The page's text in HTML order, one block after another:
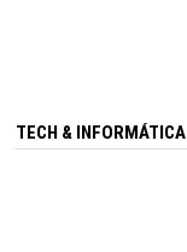
TECH & INFORMÁTICA